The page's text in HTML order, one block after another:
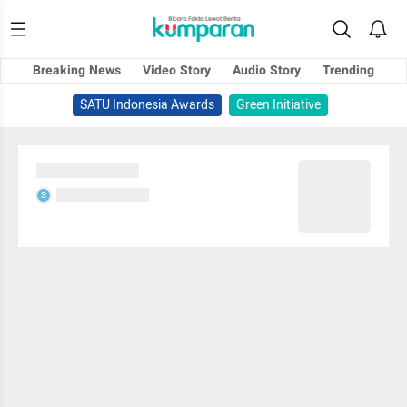
Breaking News Video Story Audio Story
Trending
SATU Indonesia Awards
Green Initiative
S